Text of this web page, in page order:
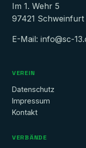
Im 1. Wehr 5
97421 Schweinfurt
E-Mail: info@sc-
VEREIN
Datenschutz
Impressum
Kontakt
VERBÄNDE